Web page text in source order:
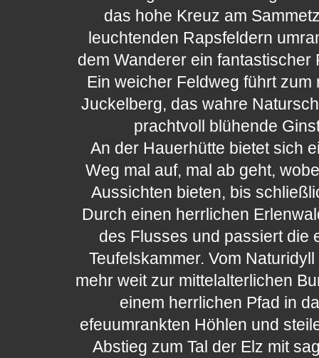
das hohe Kreuz am
leuchtenden Rapsfeldern
dem Wanderer ein
Ein weicher Feldweg führt
Juckelberg, das wahre
prachtvoll blühende
An der Hauerhütte bietet sich
Weg mal auf, mal ab geht,
Aussichten bieten, bis
Durch einen herrlichen
des Flusses und passiert die
Teufelskammer. Vom
mehr weit zur mittelalterlichen
einem herrlichen Pfad in
efeuumrankten Höhlen und
Abstieg zum Tal der Elz mit